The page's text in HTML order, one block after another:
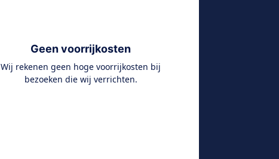
Geen voorrijkosten
Wij rekenen geen hoge voorrijkosten bij
bezoeken die wij verrichten.